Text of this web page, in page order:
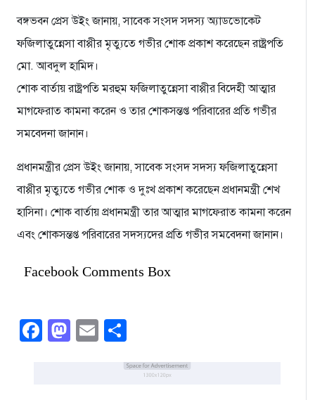
বঙ্গভবন প্রেস উইং জানায়, সাবেক সংসদ সদস্য অ্যাডভোকেট
ফজিলাতুন্নেসা বাপ্পীর মৃত্যুতে গভীর শোক প্রকাশ করেছেন রাষ্ট্রপতি
মো. আবদুল হামিদ।
শোক বার্তায় রাষ্ট্রপতি মরহুম ফজিলাতুন্নেসা বাপ্পীর বিদেহী আত্মার
মাগফেরাত কামনা করেন ও তার শোকসন্তপ্ত পরিবারের প্রতি গভীর
সমবেদনা জানান।
প্রধানমন্ত্রীর প্রেস উইং জানায়, সাবেক সংসদ সদস্য ফজিলাতুন্নেসা
বাপ্পীর মৃত্যুতে গভীর শোক ও দুঃখ প্রকাশ করেছেন প্রধানমন্ত্রী শেখ
হাসিনা। শোক বার্তায় প্রধানমন্ত্রী তার আত্মার মাগফেরাত কামনা করেন
এবং শোকসন্তপ্ত পরিবারের সদস্যদের প্রতি গভীর সমবেদনা জানান।
Facebook Comments Box
Facebook
Mastodon
Email